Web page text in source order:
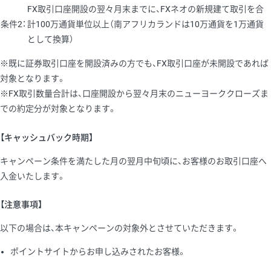
条件2：
FX取引口座開設の翌々月末までに、FXネオの新規建て取引を合
計100万通貨単位以上（南アフリカランドは10万通貨を1万通貨
として換算）
※既に証券取引口座を開設済みの方でも、FX取引口座が未開設であれば
対象となります。
※FX取引数量合計は、口座開設から翌々月末のニューヨーククローズま
での約定分が対象となります。
【キャッシュバック時期】
キャンペーン条件を満たした月の翌月中旬頃に、お客様のお取引口座へ
入金いたします。
【注意事項】
以下の場合は、本キャンペーンの対象外とさせていただきます。
ポイントサイトからお申し込みされたお客様。